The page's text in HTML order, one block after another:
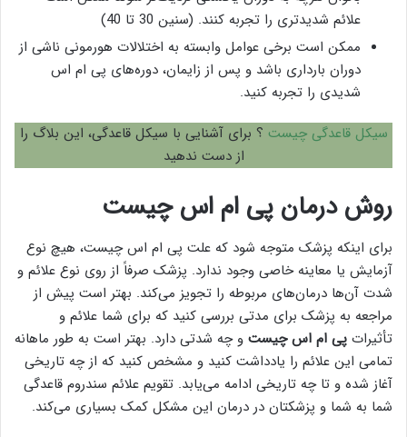
علائم شدیدتری را تجربه کنند. (سنین 30 تا 40)
ممکن است برخی عوامل وابسته به اختلالات هورمونی ناشی از
دوران بارداری باشد و پس از زایمان، دوره‌های پی ام اس
شدیدی را تجربه کنید.
سیکل قاعدگی چیست ؟ برای آشنایی با سیکل قاعدگی، این بلاگ را
از دست ندهید
روش درمان پی ام اس چیست
برای اینکه پزشک متوجه شود که علت پی ام اس چیست، هیچ نوع
آزمایش یا معاینه خاصی وجود ندارد. پزشک صرفاً از روی نوع علائم و
شدت آن‌ها درمان‌های مربوطه را تجویز می‌کند. بهتر است پیش از
مراجعه به پزشک برای مدتی بررسی کنید که برای شما علائم و
تأثیرات پی ام اس چیست و چه شدتی دارد. بهتر است به طور ماهانه
تمامی این علائم را یادداشت کنید و مشخص کنید که از چه تاریخی
آغاز شده و تا چه تاریخی ادامه می‌یابد. تقویم علائم سندروم قاعدگی
شما به شما و پزشکتان در درمان این مشکل کمک بسیاری می‌کند.